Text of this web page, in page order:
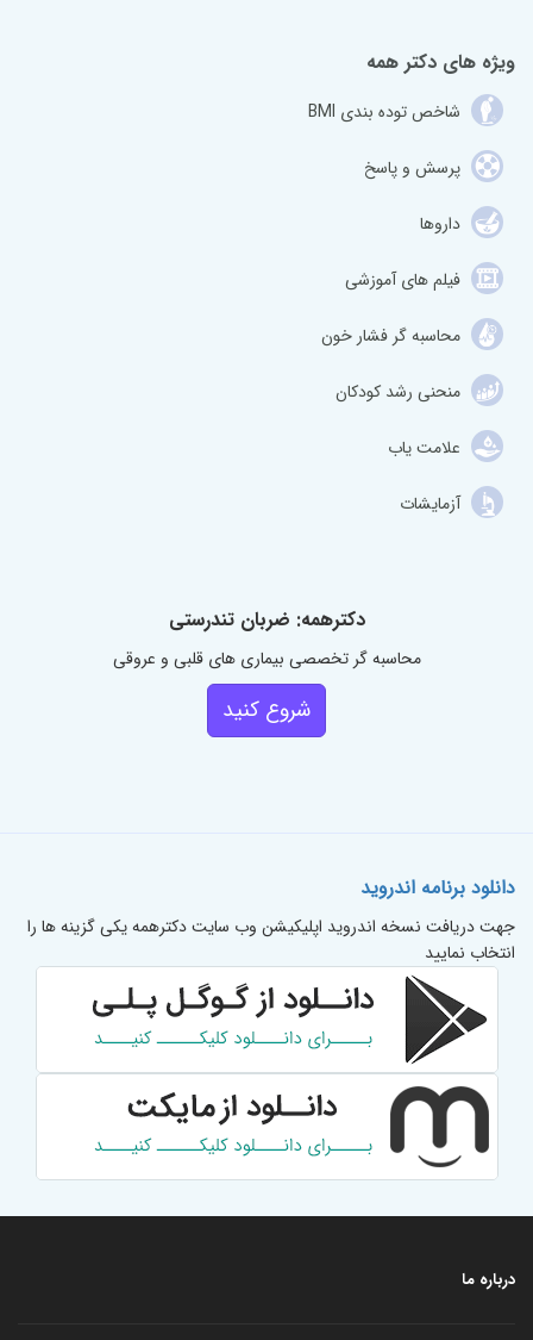
ویژه های دکتر همه
شاخص توده بندی BMI
پرسش و پاسخ
داروها
فیلم های آموزشی
محاسبه گر فشار خون
منحنی رشد کودکان
علامت یاب
آزمایشات
دکترهمه: ضربان تندرستی
محاسبه گر تخصصی بیماری های قلبی و عروقی
شروع کنید
دانلود برنامه اندروید
جهت دریافت نسخه اندروید اپلیکیشن وب سایت دکترهمه یکی گزینه ها را
انتخاب نمایید
درباره ما